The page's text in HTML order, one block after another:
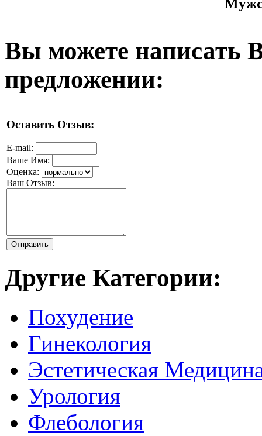
Вы можете написать
предложении:
Оставить Отзыв:
E-mail:
Ваше Имя:
Оценка:
Ваш Отзыв:
Другие Категории:
Похудение
Гинекология
Эстетическая
Урология
Флебология